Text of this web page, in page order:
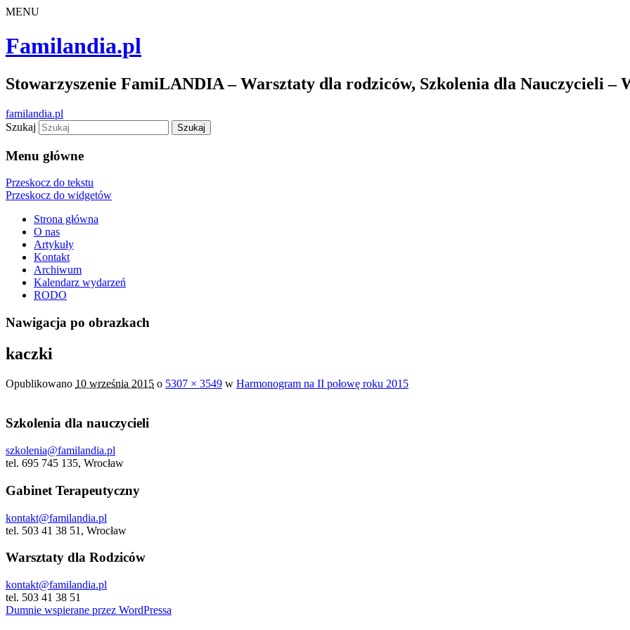
MENU
Familandia.pl
Stowarzyszenie FamiLANDIA – Warsztaty dla rodziców, Szkolenia dla Nauczycieli –
familandia.pl
Szukaj
Menu główne
Przeskocz do tekstu
Przeskocz do widgetów
Strona główna
O nas
Artykuły
Kontakt
Archiwum
Kalendarz wydarzeń
RODO
Nawigacja po obrazkach
kaczki
Opublikowano 10 września 2015 o 5307 × 3549 w Harmonogram na II połowę roku 2015
Szkolenia dla nauczycieli
szkolenia@familandia.pl
tel. 695 745 135, Wrocław
Gabinet Terapeutyczny
kontakt@familandia.pl
tel. 503 41 38 51, Wrocław
Warsztaty dla Rodziców
kontakt@familandia.pl
tel. 503 41 38 51
Dumnie wspierane przez WordPressa